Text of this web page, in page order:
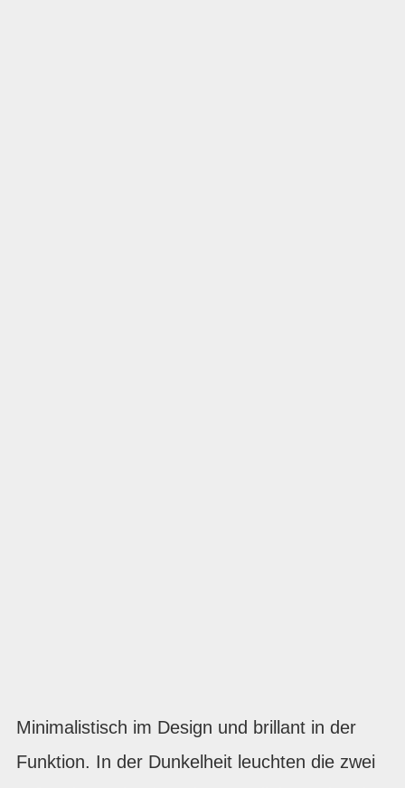
Minimalistisch im Design und brillant in der
Funktion. In der Dunkelheit leuchten die zwei